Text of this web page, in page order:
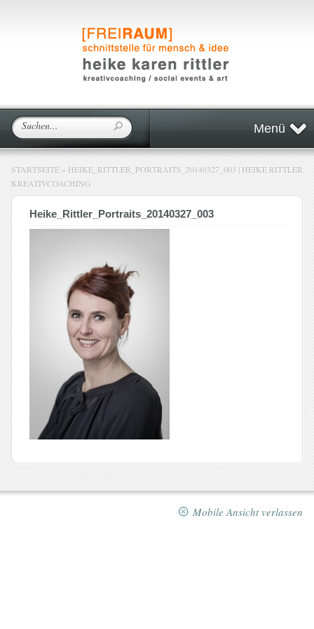
Menü
STARTSEITE » HEIKE_RITTLER_PORTRAITS_20140327_003 | HEIKE RITTLER
KREATIVCOACHING
Heike_Rittler_Portraits_20140327_003
Mobile Ansicht verlassen